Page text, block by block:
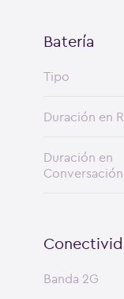
Batería
Tipo
Duración en
Duración en
Conversación
Banda 2G